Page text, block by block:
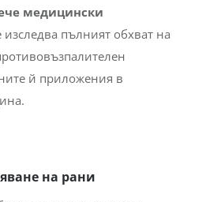
медицински
изследва пълният обхват на
й приложения в
на рани